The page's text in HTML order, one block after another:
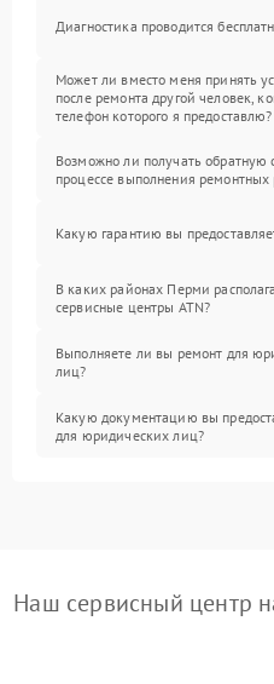
Диагностика проводится
Может ли вместо меня принять
после ремонта другой человек,
телефон которого я предоставлю?
Возможно ли получать обратную
процессе выполнения ремонтных
Какую гарантию вы
В каких районах Перми
сервисные центры ATN?
Выполняете ли вы ремонт для
лиц?
Какую документацию вы
для юридических лиц?
Наш сервисный центр